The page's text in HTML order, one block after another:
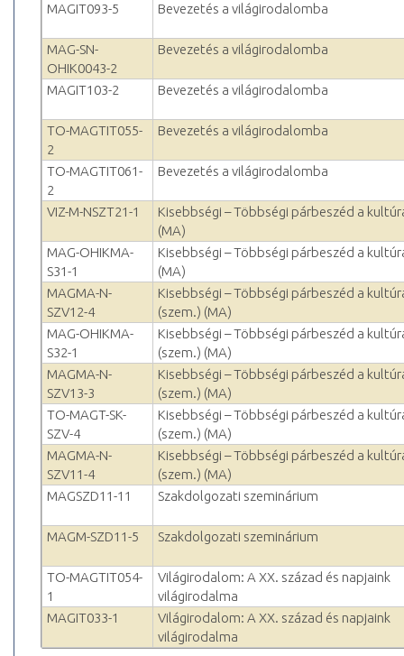
MAGIT093-5
Bevezetés a világirodalomba
MAG-SN-
OHIK0043-2
Bevezetés a világirodalomba
MAGIT103-2 Bevezetés a világirodalomba
TO-MAGTIT055-
2
Bevezetés a világirodalomba
TO-MAGTIT061-
2
Bevezetés a világirodalomba
VIZ-M-NSZT21-1
Kisebbségi – Többségi párbeszéd a
(MA)
MAG-OHIKMA-
S31-1
Kisebbségi – Többségi párbeszéd a
(MA)
MAGMA-N-
SZV12-4
Kisebbségi – Többségi párbeszéd a
(szem.) (MA)
MAG-OHIKMA-
S32-1
Kisebbségi – Többségi párbeszéd a
(szem.) (MA)
MAGMA-N-
SZV13-3
Kisebbségi – Többségi párbeszéd a
(szem.) (MA)
TO-MAGT-SK-
SZV-4
Kisebbségi – Többségi párbeszéd a
(szem.) (MA)
MAGMA-N-
SZV11-4
Kisebbségi – Többségi párbeszéd a
(szem.) (MA)
MAGSZD11-11
Szakdolgozati szeminárium
MAGM-SZD11-5 Szakdolgozati szeminárium
TO-MAGTIT054-
1
Világirodalom: A XX. század és napjaink
világirodalma
MAGIT033-1
Világirodalom: A XX. század és napjaink
világirodalma